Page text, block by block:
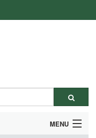
MENU